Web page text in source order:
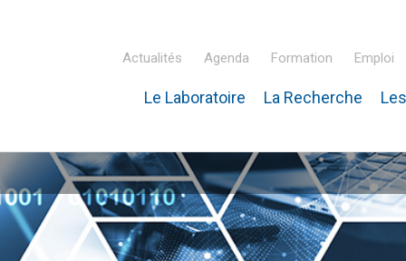
Hubert Curien – IPHC
Actualités Agenda Formation Emploi
Le Laboratoire La Recherche